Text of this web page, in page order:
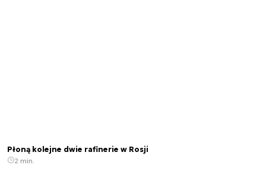
Płoną kolejne dwie rafinerie w Rosji
2 min.